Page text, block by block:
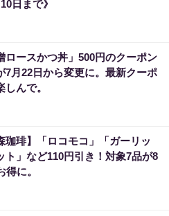
日まで》
ロースかつ丼」500円のクーポン
7月22日から変更に。最新クーポ
んで。
珈琲】「ロコモコ」「ガーリッ
ト」など110円引き！対象7品が8
得に。